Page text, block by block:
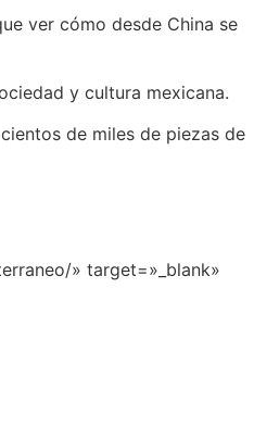
ver cómo desde China se
y cultura mexicana.
de miles de piezas de
» target=»_blank»